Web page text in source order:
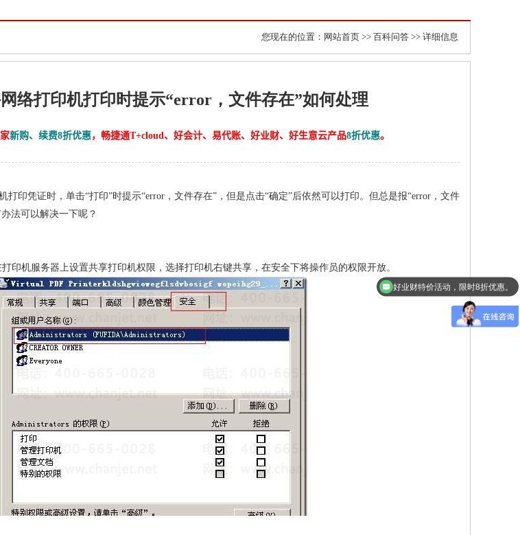
3 4 5 6
您现在的位置： 网站首页 >> 百科问答 >> 详细信息
络打印机打印时提示“error，文件存在”如何处理
新购、续费8折优惠，畅捷通T+cloud、好会计、易代账、好业财、好生意云产品8折优惠。
打印凭证时，单击“打印”时提示“error，文件存在”，但是点击“确定”后依然可以打印。但总是报“error，文件
法可以解决一下呢？
印机服务器上设置共享打印机权限，选择打印机右键共享，在安全下将操作员的权限开放。
用友T3升级好会计，限时5折活动。